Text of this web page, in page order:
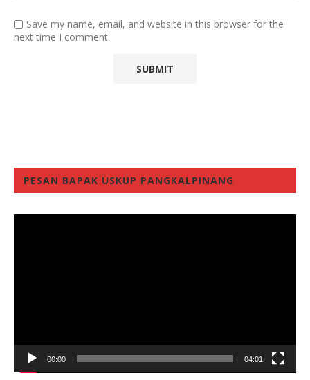
Save my name, email, and website in this browser for the
next time I comment.
PESAN BAPAK USKUP PANGKALPINANG
00:00 04:01